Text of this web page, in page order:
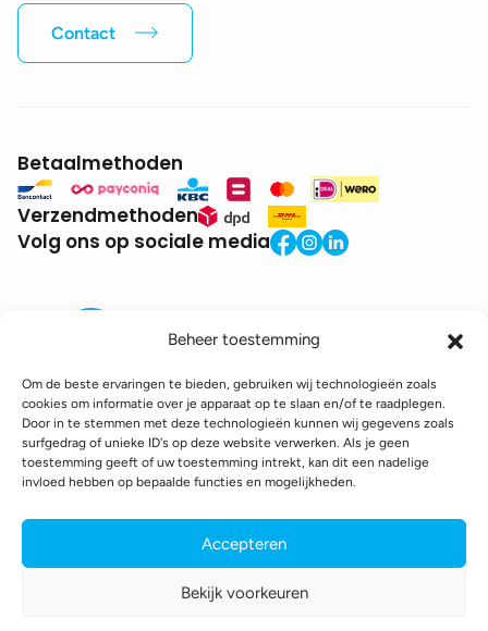
Beheer toestemming
Om de beste ervaringen te bieden, gebruiken wij technologieën zoals
cookies om informatie over je apparaat op te slaan en/of te raadplegen.
Door in te stemmen met deze technologieën kunnen wij gegevens zoals
surfgedrag of unieke ID's op deze website verwerken. Als je geen
toestemming geeft of uw toestemming intrekt, kan dit een nadelige
invloed hebben op bepaalde functies en mogelijkheden.
Accepteren
Bekijk voorkeuren
Contact
Betaalmethoden
Verzendmethoden
Volg ons op sociale media
BTW: BE0771.941.935
© 2025 DroneDepot. Alle rechten voorbehouden.
Toegankelijkheidsverklaring
webshop gemaakt doorconversal